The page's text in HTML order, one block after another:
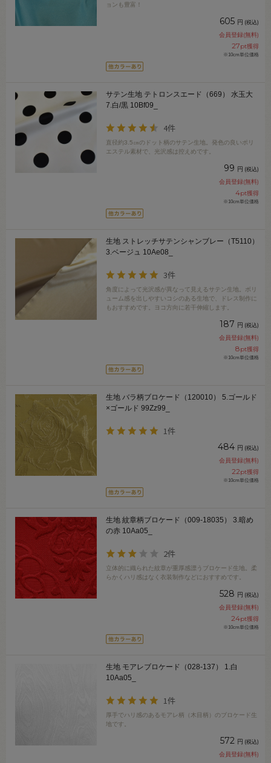
ョンも豊富！
605 円 (税込)
会員登録(無料)
27pt獲得
※10cm単位価格
サテン生地 テトロンスエード（669） 水玉大
7.白/黒 10Bf09_
4件
直径約3.5㎝のドット柄のサテン生地。発色の良いポリ
エステル素材で、光沢感は控えめです。
99 円 (税込)
会員登録(無料)
4pt獲得
※10cm単位価格
生地 ストレッチサテンシャンブレー（T5110）
3.ベージュ 10Ae08_
3件
角度によって光沢感が異なって見えるサテン生地。ボリ
ューム感を出しやすいコシのある生地で、ドレス制作に
もおすすめです。ヨコ方向に若干伸縮します。
187 円 (税込)
会員登録(無料)
8pt獲得
※10cm単位価格
生地 バラ柄ブロケード（120010） 5.ゴールド
×ゴールド 99Zz99_
1件
484 円 (税込)
会員登録(無料)
22pt獲得
※10cm単位価格
生地 紋章柄ブロケード（009-18035） 3.暗め
の赤 10Aa05_
2件
立体的に織られた紋章が重厚感漂うブロケード生地。柔
らかくハリ感はなく衣装制作などにおすすめです。
528 円 (税込)
会員登録(無料)
24pt獲得
※10cm単位価格
生地 モアレブロケード（028-137） 1.白
10Aa05_
1件
厚手でハリ感のあるモアレ柄（木目柄）のブロケード生
地です。
572 円 (税込)
会員登録(無料)